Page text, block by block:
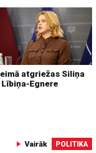
atgriežas Siliņa
Lībiņa-Egnere
Vairāk POLITIKA